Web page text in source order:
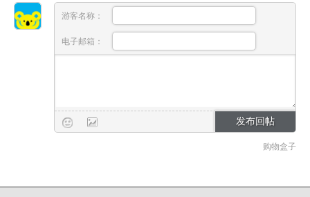
游客名称：
电子邮箱：
购物盒子